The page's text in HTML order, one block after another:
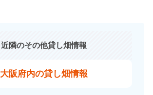
近隣のその他貸し畑情報
大阪府内の貸し畑情報